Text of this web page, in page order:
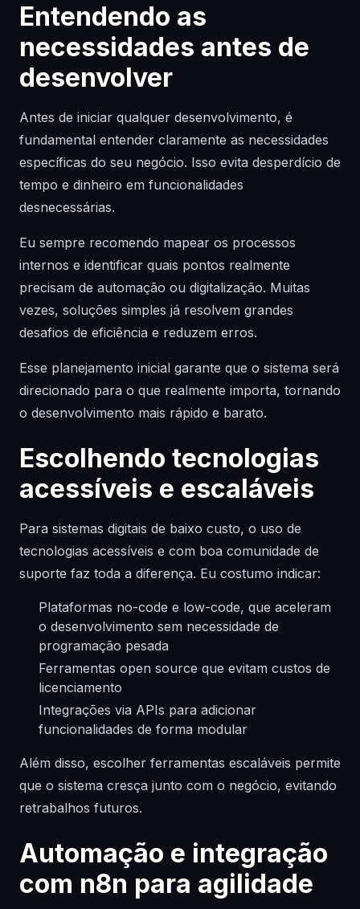
Entendendo as
necessidades antes de
desenvolver
Antes de iniciar qualquer desenvolvimento, é
fundamental entender claramente as necessidades
específicas do seu negócio. Isso evita desperdício de
tempo e dinheiro em funcionalidades
desnecessárias.
Eu sempre recomendo mapear os processos
internos e identificar quais pontos realmente
precisam de automação ou digitalização. Muitas
vezes, soluções simples já resolvem grandes
desafios de eficiência e reduzem erros.
Esse planejamento inicial garante que o sistema será
direcionado para o que realmente importa, tornando
o desenvolvimento mais rápido e barato.
Escolhendo tecnologias
acessíveis e escaláveis
Para sistemas digitais de baixo custo, o uso de
tecnologias acessíveis e com boa comunidade de
suporte faz toda a diferença. Eu costumo indicar:
Plataformas no-code e low-code, que aceleram
o desenvolvimento sem necessidade de
programação pesada
Ferramentas open source que evitam custos de
licenciamento
Integrações via APIs para adicionar
funcionalidades de forma modular
Além disso, escolher ferramentas escaláveis permite
que o sistema cresça junto com o negócio, evitando
retrabalhos futuros.
Automação e integração
com n8n para agilidade